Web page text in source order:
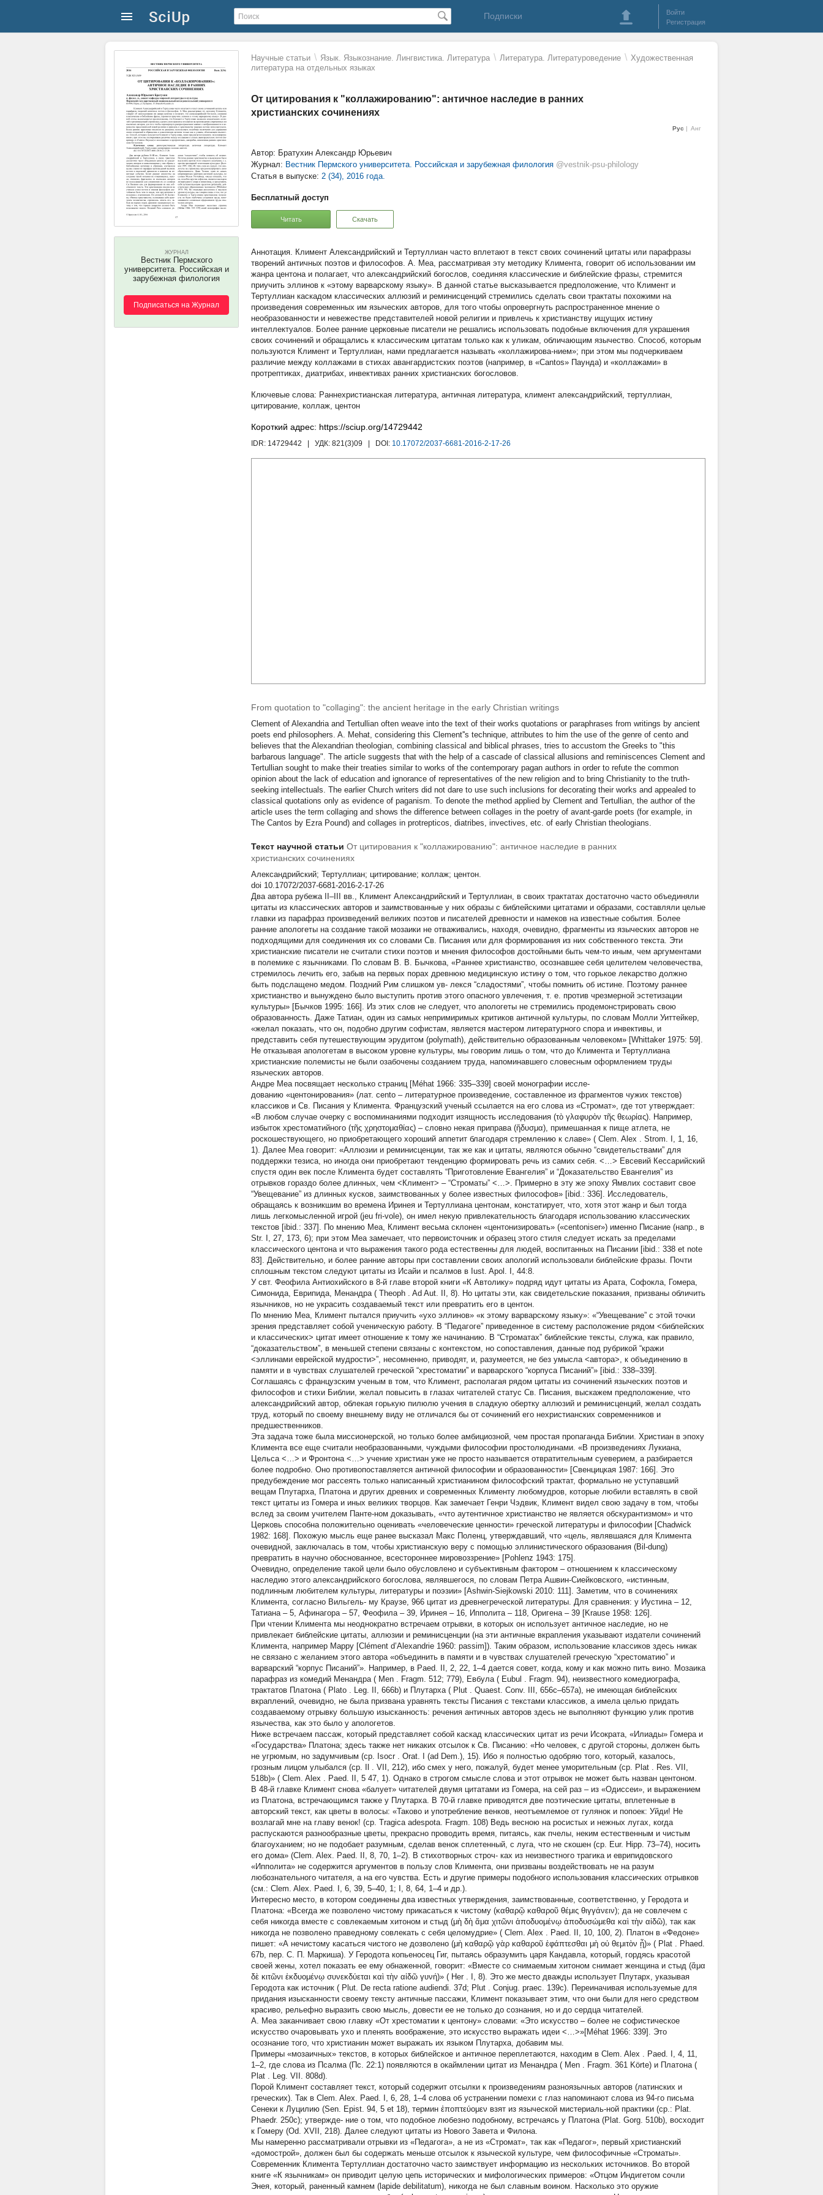
Подписки
Войти
Регистрация
Научные статьи \ Язык. Языкознание. Лингвистика. Литература \ Литература. Литературоведение \ Художественная
литература на отдельных языках
От цитирования к "коллажированию": античное наследие в ранних
христианских сочинениях
Рус Анг
ЖУРНАЛ
Вестник Пермского
университета. Российская и
зарубежная филология
Подписаться на Журнал
Автор: Братухин Александр Юрьевич
Журнал: Вестник Пермского университета. Российская и зарубежная филология @vestnik-psu-philology
Статья в выпуске: 2 (34), 2016 года.
Бесплатный доступ
Читать Скачать
Климент Александрийский и Тертуллиан часто вплетают в текст своих сочинений цитаты или парафразы
творений античных поэтов и философов. А. Меа, рассматривая эту методику Климента, говорит об использовании им
жанра центона и полагает, что александрийский богослов, соединяя классические и библейские фразы, стремится
приучить эллинов к «этому варварскому языку». В данной статье высказывается предположение, что Климент и
Тертуллиан каскадом классических аллюзий и реминисценций стремились сделать свои трактаты похожими на
произведения современных им языческих авторов, для того чтобы опровергнуть распространенное мнение о
необразованности и невежестве представителей новой религии и привлечь к христианству ищущих истину
интеллектуалов. Более ранние церковные писатели не решались использовать подобные включения для украшения
своих сочинений и обращались к классическим цитатам только как к уликам, обличающим язычество. Способ, которым
пользуются Климент и Тертуллиан, нами предлагается называть «коллажирова-нием»; при этом мы подчеркиваем
различие между коллажами в стихах авангардистских поэтов (например, в «Cantos» Паунда) и «коллажами» в
протрептиках, диатрибах, инвективах ранних христианских богословов.
Раннехристианская литература, античная литература, климент александрийский, тертуллиан,
цитирование, коллаж, центон
Короткий адрес: https://sciup.org/14729442
IDR: 14729442 | УДК: 821(3)09 | DOI: 10.17072/2037-6681-2016-2-17-26
From quotation to "collaging": the ancient heritage in the early Christian writings
Clement of Alexandria and Tertullian often weave into the text of their works quotations or paraphrases from writings by ancient
poets end philosophers. A. Mehat, considering this Clement''s technique, attributes to him the use of the genre of cento and
believes that the Alexandrian theologian, combining classical and biblical phrases, tries to accustom the Greeks to "this
barbarous language". The article suggests that with the help of a cascade of classical allusions and reminiscences Clement and
Tertullian sought to make their treaties similar to works of the contemporary pagan authors in order to refute the common
opinion about the lack of education and ignorance of representatives of the new religion and to bring Christianity to the truth-
seeking intellectuals. The earlier Church writers did not dare to use such inclusions for decorating their works and appealed to
classical quotations only as evidence of paganism. To denote the method applied by Clement and Tertullian, the author of the
article uses the term collaging and shows the difference between collages in the poetry of avant-garde poets (for example, in
The Cantos by Ezra Pound) and collages in protrepticos, diatribes, invectives, etc. of early Christian theologians.
Текст научной статьи От цитирования к "коллажированию": античное наследие в ранних
христианских сочинениях
Александрийский; Тертуллиан; цитирование; коллаж; центон.
doi 10.17072/2037-6681-2016-2-17-26
Два автора рубежа II–III вв., Климент Александрийский и Тертуллиан, в своих трактатах достаточно часто объединяли
цитаты из классических авторов и заимствованные у них образы с библейскими цитатами и образами, составляли целые
главки из парафраз произведений великих поэтов и писателей древности и намеков на известные события. Более
ранние апологеты на создание такой мозаики не отваживались, находя, очевидно, фрагменты из языческих авторов не
подходящими для соединения их со словами Св. Писания или для формирования из них собственного текста. Эти
христианские писатели не считали стихи поэтов и мнения философов достойными быть чем-то иным, чем аргументами
в полемике с язычниками. По словам В. В. Бычкова, «Раннее христианство, осознавшее себя целителем человечества,
стремилось лечить его, забыв на первых порах древнюю медицинскую истину о том, что горькое лекарство должно
быть подслащено медом. Поздний Рим слишком ув- лекся “сладостями”, чтобы помнить об истине. Поэтому раннее
христианство и вынуждено было выступить против этого опасного увлечения, т. е. против чрезмерной эстетизации
культуры» [Бычков 1995: 166]. Из этих слов не следует, что апологеты не стремились продемонстрировать свою
образованность. Даже Татиан, один из самых непримиримых критиков античной культуры, по словам Молли Уиттейкер,
«желал показать, что он, подобно другим софистам, является мастером литературного спора и инвективы, и
представить себя путешествующим эрудитом (polymath), действительно образованным человеком» [Whittaker 1975: 59].
Не отказывая апологетам в высоком уровне культуры, мы говорим лишь о том, что до Климента и Тертуллиана
христианские полемисты не были озабочены созданием труда, напоминавшего словесным оформлением труды
языческих авторов.
Андре Меа посвящает несколько страниц [Méhat 1966: 335–339] своей монографии иссле-
дованию «центонирования» (лат. cento – литературное произведение, составленное из фрагментов чужих текстов)
классиков и Св. Писания у Климента. Французский ученый ссылается на его слова из «Стромат», где тот утверждает:
«В любом случае очерку с воспоминаниями подходит изящность исследования (τὸ γλαφυρὸν τῆς θεωρίας). Например,
избыток хрестоматийного (τῆς χρηστομαθίας) – словно некая приправа (ἥδυσμα), примешанная к пище атлета, не
роскошествующего, но приобретающего хороший аппетит благодаря стремлению к славе» ( Clem. Alex . Strom. I, 1, 16,
1). Далее Меа говорит: «Аллюзии и реминисценции, так же как и цитаты, являются обычно “свидетельствами” для
поддержки тезиса, но иногда они приобретают тенденцию формировать речь из самих себя. <…> Евсевий Кессарийский
спустя один век после Климента будет составлять “Приготовление Евангелия” и “Доказательство Евангелия” из
отрывков гораздо более длинных, чем <Климент> – “Строматы” <…>. Примерно в эту же эпоху Ямвлих составит свое
“Увещевание” из длинных кусков, заимствованных у более известных философов» [ibid.: 336]. Исследователь,
обращаясь к возникшим во времена Иринея и Тертуллиана центонам, констатирует, что, хотя этот жанр и был тогда
лишь легкомысленной игрой (jeu fri-vole), он имел некую привлекательность благодаря использованию классических
текстов [ibid.: 337]. По мнению Меа, Климент весьма склонен «центонизировать» («centoniser») именно Писание (напр., в
Str. I, 27, 173, 6); при этом Меа замечает, что первоисточник и образец этого стиля следует искать за пределами
классического центона и что выражения такого рода естественны для людей, воспитанных на Писании [ibid.: 338 et note
83]. Действительно, и более ранние авторы при составлении своих апологий использовали библейские фразы. Почти
сплошным текстом следуют цитаты из Исайи и псалмов в Iust. Apol. I, 44:8.
У свт. Феофила Антиохийского в 8-й главе второй книги «К Автолику» подряд идут цитаты из Арата, Софокла, Гомера,
Симонида, Еврипида, Менандра ( Theoph . Ad Aut. II, 8). Но цитаты эти, как свидетельские показания, призваны обличить
язычников, но не украсить создаваемый текст или превратить его в центон.
По мнению Меа, Климент пытался приучить «ухо эллинов» «к этому варварскому языку»: «“Увещевание” с этой точки
зрения представляет собой ученическую работу. В “Педагоге” приведенное в систему расположение рядом <библейских
и классических> цитат имеет отношение к тому же начинанию. В “Строматах” библейские тексты, служа, как правило,
“доказательством”, в меньшей степени связаны с контекстом, но сопоставления, данные под рубрикой “кражи
<эллинами еврейской мудрости>”, несомненно, приводят, и, разумеется, не без умысла <автора>, к объединению в
памяти и в чувствах слушателей греческой “хрестоматии” и варварского “корпуса Писаний”» [ibid.: 338–339].
Соглашаясь с французским ученым в том, что Климент, располагая рядом цитаты из сочинений языческих поэтов и
философов и стихи Библии, желал повысить в глазах читателей статус Св. Писания, выскажем предположение, что
александрийский автор, облекая горькую пилюлю учения в сладкую обертку аллюзий и реминисценций, желал создать
труд, который по своему внешнему виду не отличался бы от сочинений его нехристианских современников и
предшественников.
Эта задача тоже была миссионерской, но только более амбициозной, чем простая пропаганда Библии. Христиан в эпоху
Климента все еще считали необразованными, чуждыми философии простолюдинами. «В произведениях Лукиана,
Цельса <…> и Фронтона <…> учение христиан уже не просто называется отвратительным суеверием, а разбирается
более подробно. Оно противопоставляется античной философии и образованности» [Свенцицкая 1987: 166]. Это
предубеждение мог рассеять только написанный христианином философский трактат, формально не уступавший
вещам Плутарха, Платона и других древних и современных Клименту любомудров, которые любили вставлять в свой
текст цитаты из Гомера и иных великих творцов. Как замечает Генри Чэдвик, Климент видел свою задачу в том, чтобы
вслед за своим учителем Панте-ном доказывать, «что аутентичное христианство не является обскурантизмом» и что
Церковь способна положительно оценивать «человеческие ценности» греческой литературы и философии [Chadwick
1982: 168]. Похожую мысль еще ранее высказал Макс Поленц, утверждавший, что «цель, являвшаяся для Климента
очевидной, заключалась в том, чтобы христианскую веру с помощью эллинистического образования (Bil-dung)
превратить в научно обоснованное, всестороннее мировоззрение» [Pohlenz 1943: 175].
Очевидно, определение такой цели было обусловлено и субъективным фактором – отношением к классическому
наследию этого александрийского богослова, являвшегося, по словам Петра Ашвин-Сиейковского, «истинным,
подлинным любителем культуры, литературы и поэзии» [Ashwin-Siejkowski 2010: 111]. Заметим, что в сочинениях
Климента, согласно Вильгель- му Краузе, 966 цитат из древнегреческой литературы. Для сравнения: у Иустина – 12,
Татиана – 5, Афинагора – 57, Феофила – 39, Иринея – 16, Ипполита – 118, Оригена – 39 [Krause 1958: 126].
При чтении Климента мы неоднократно встречаем отрывки, в которых он использует античное наследие, но не
привлекает библейские цитаты, аллюзии и реминисценции (на эти античные вкрапления указывают издатели сочинений
Климента, например Марру [Clément d’Alexandrie 1960: passim]). Таким образом, использование классиков здесь никак
не связано с желанием этого автора «объединить в памяти и в чувствах слушателей греческую “хрестоматию” и
варварский “корпус Писаний”». Например, в Paed. II, 2, 22, 1–4 дается совет, когда, кому и как можно пить вино. Мозаика
парафраз из комедий Менандра ( Men . Fragm. 512; 779), Евбула ( Eubul . Fragm. 94), неизвестного комедиографа,
трактатов Платона ( Plato . Leg. II, 666b) и Плутарха ( Plut . Quaest. Conv. III, 656c–657a), не имеющая библейских
вкраплений, очевидно, не была призвана уравнять тексты Писания с текстами классиков, а имела целью придать
создаваемому отрывку большую изысканность: речения античных авторов здесь не выполняют функцию улик против
язычества, как это было у апологетов.
Ниже встречаем пассаж, который представляет собой каскад классических цитат из речи Исократа, «Илиады» Гомера и
«Государства» Платона; здесь также нет никаких отсылок к Св. Писанию: «Но человек, с другой стороны, должен быть
не угрюмым, но задумчивым (ср. Isocr . Orat. I (ad Dem.), 15). Ибо я полностью одобряю того, который, казалось,
грозным лицом улыбался (ср. . VII, 212), ибо смех у него, пожалуй, будет менее уморительным (ср. Plat . Res. VII,
518b)» ( Clem. Alex . Paed. II, 5 47, 1). Однако в строгом смысле слова и этот отрывок не может быть назван центоном.
В 48-й главке Климент снова «балует» читателей двумя цитатами из Гомера, на сей раз – из «Одиссеи», и выражением
из Платона, встречающимся также у Плутарха. В 70-й главке приводятся две поэтические цитаты, вплетенные в
авторский текст, как цветы в волосы: «Таково и употребление венков, неотъемлемое от гулянок и попоек: Уйди! Не
возлагай мне на главу венок! (ср. Tragica adespota. Fragm. 108) Ведь весною на росистых и нежных лугах, когда
распускаются разнообразные цветы, прекрасно проводить время, питаясь, как пчелы, неким естественным и чистым
благоуханием; но не подобает разумным, сделав венок сплетенный, с луга, что не скошен (ср. Eur. Hipp. 73–74), носить
его дома» (Clem. Alex. Paed. II, 8, 70, 1–2). В стихотворных строч- ках из неизвестного трагика и еврипидовского
«Ипполита» не содержится аргументов в пользу слов Климента, они призваны воздействовать не на разум
любознательного читателя, а на его чувства. Есть и другие примеры подобного использования классических отрывков
(см.: Clem. Alex. Paed. I, 6, 39, 5–40, 1; I, 8, 64, 1–4 и др.).
Интересно место, в котором соединены два известных утверждения, заимствованные, соответственно, у Геродота и
Платона: «Всегда же позволено чистому прикасаться к чистому (καθαρῷ καθαροῦ θέμις θιγγάνειν); да не совлечем с
себя никогда вместе с совлекаемым хитоном и стыд (μὴ δὴ ἅμα χιτῶνι ἀποδυομένῳ ἀποδυσώμεθα καὶ τὴν αἰδῶ), так как
никогда не позволено праведному совлекать с себя целомудрие» ( Clem. Alex . Paed. II, 10, 100, 2). Платон в «Федоне»
пишет: «А нечистому касаться чистого не дозволено (μὴ καθαρῷ γὰρ καθαροῦ ἐφάπτεσθαι μὴ οὐ θεμιτὸν ᾖ)» ( Plat . Phaed.
67b, пер. С. П. Маркиша). У Геродота копьеносец Гиг, пытаясь образумить царя Кандавла, который, гордясь красотой
своей жены, хотел показать ее ему обнаженной, говорит: «Вместе со снимаемым хитоном снимает женщина и стыд (ἅμα
δὲ κιτῶνι ἐκδυομένῳ συνεκδύεται καὶ τὴν αἰδῶ γυνή)» ( Her . I, 8). Это же место дважды использует Плутарх, указывая
Геродота как источник ( Plut. De recta ratione audiendi. 37d; Plut . Conjug. praec. 139c). Переиначивая используемые для
придания изысканности своему тексту античные пассажи, Климент показывает этим, что они были для него средством
красиво, рельефно выразить свою мысль, довести ее не только до сознания, но и до сердца читателей.
А. Меа заканчивает свою главку «От хрестоматии к центону» словами: «Это искусство – более не софистическое
искусство очаровывать ухо и пленять воображение, это искусство выражать идеи <…>»[Méhat 1966: 339]. Это
осознание того, что христианин может выражать их языком Плутарха, добавим мы.
Примеры «мозаичных» текстов, в которых библейское и античное переплетаются, находим в Clem. Alex . Paed. I, 4, 11,
1–2, где слова из Псалма (Пс. 22:1) появляются в окаймлении цитат из Менандра ( Men . Fragm. 361 Körte) и Платона (
Plat . Leg. VII. 808d).
Порой Климент составляет текст, который содержит отсылки к произведениям разноязычных авторов (латинских и
греческих). Так в Clem. Alex. Paed. I, 6, 28, 1–4 слова об устранении помехи с глаз напоминают слова из 94-го письма
Сенеки к Луцилию (Sen. Epist. 94, 5 et 18), термин ἐποπτεύομεν взят из языческой мистериаль-ной практики (ср.: Plat.
Phaedr. 250c); утвержде- ние о том, что подобное любезно подобному, встречаясь у Платона (Plat. Gorg. 510b), восходит
к Гомеру (Od. XVII, 218). Далее следуют цитаты из Нового Завета и Филона.
Мы намеренно рассматривали отрывки из «Педагога», а не из «Стромат», так как «Педагог», первый христианский
«домострой», должен был бы содержать меньше отсылок к языческой культуре, чем философичные «Строматы».
Современник Климента Тертуллиан достаточно часто заимствует информацию из нескольких источников. Во второй
книге «К язычникам» он приводит целую цепь исторических и мифологических примеров: «Отцом Индигетом сочли
Энея, который, раненный камнем (lapide debilitatum), никогда не был славным воином. Насколько это оружие